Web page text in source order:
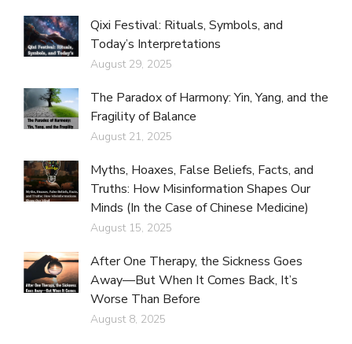
Qixi Festival: Rituals, Symbols, and
Today’s Interpretations
August 29, 2025
The Paradox of Harmony: Yin, Yang, and the
Fragility of Balance
August 21, 2025
Myths, Hoaxes, False Beliefs, Facts, and
Truths: How Misinformation Shapes Our
Minds (In the Case of Chinese Medicine)
August 15, 2025
After One Therapy, the Sickness Goes
Away—But When It Comes Back, It’s
Worse Than Before
August 8, 2025